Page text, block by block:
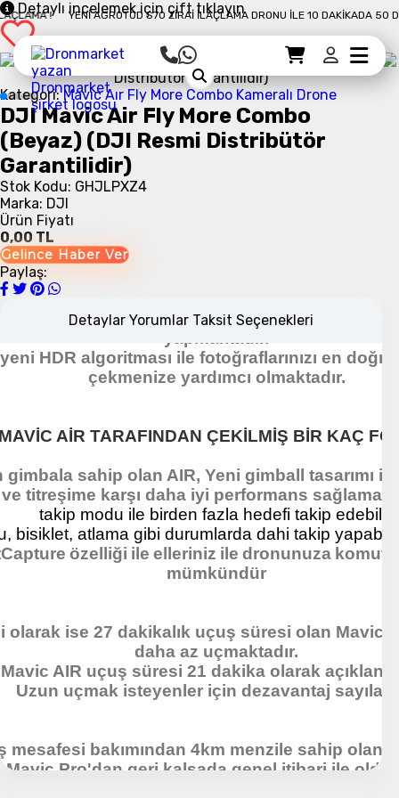
DAKIKADA 50 DÖNÜM İLAÇLAMA ! YENI AGROTOD S70 ZIRAI İLAÇLAMA
Sepet
Sepet Detayı Ödemeye Geç
Detaylı incelemek için çift tıklayın
Kategori:Mavıc Aır Fly More Combo Kameralı Drone
DJI Mavic Air Fly More Combo
(Beyaz) (DJI Resmi Distribütör
Garantilidir)
Stok Kodu: GHJLPXZ4
Marka: DJI
Ürün Fiyatı
0,00 TL
Gelince Haber Ver
Paylaş:
Detaylar Yorumlar Taksit Seçenekleri
DJI mavic Serisinin yeni ürünü ile tanışın!
ve özellikleri bakımından Mavic Pro ile
fotoğraflarda 32Mp görüntü kalitesine
Mavic Air 4K 30 fps'de video çekebimektedir
UHD kalitesinde çekim yapmak için 100
HDR algoritması ile fotoğraflarınızı en
çekmenize yardımcı olmaktadır.
AİR TARAFINDAN ÇEKİLMİŞ BİR KAÇ
gimbala sahip olan AIR,Yeni gimball tasarımı
ve titreşime karşı daha iyi performans
takip modu ile birden fazla hedefi takip edebilir,
bisiklet, atlama gibi durumlarda dahi takip
özelliği ile elleriniz ile dronunuza
mümkündür
olarak ise 27 dakikalık uçuş süresi olan Mavic
daha az uçmaktadır.
Mavic AIR uçuş süresi 21 dakika olarak
Uzun uçmak isteyenler için dezavantaj
mesafesi bakımından 4km menzile sahip olan
Mavic Pro'dan geri kalsada genel itibari ile